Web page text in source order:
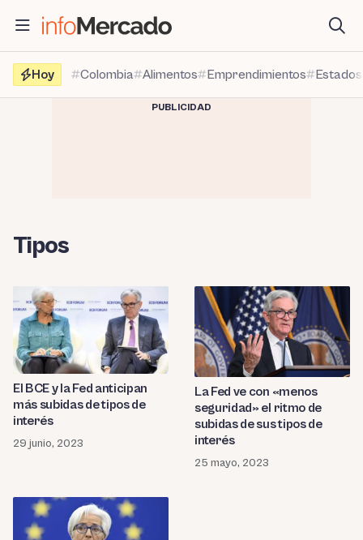
contenido
Hoy
Colombia Alimentos Emprendimientos
PUBLICIDAD
Tipos
El BCE y la Fed anticipan
más subidas de tipos de
interés
29 junio, 2023
La Fed ve con «menos
seguridad» el ritmo de
subidas de sus tipos de
interés
25 mayo, 2023